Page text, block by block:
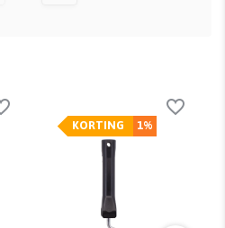
1%
KORTING